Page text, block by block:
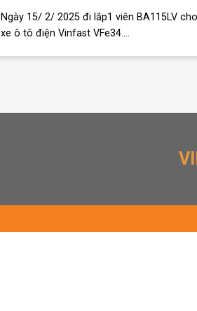
Ngày 15/ 2/ 2025 đi lắp1 viên BA115LV cho
xe ô tô điện Vinfast VFe34....